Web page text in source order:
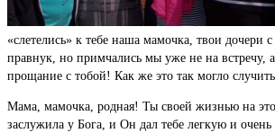
«слетелись» к тебе наша мамочка, твои дочери
правнук, но примчались мы уже не на встречу,
прощание с тобой! Как же это так могло
Мама, мамочка, родная! Ты своей жизнью на
заслужила у Бога, и Он дал тебе легкую и